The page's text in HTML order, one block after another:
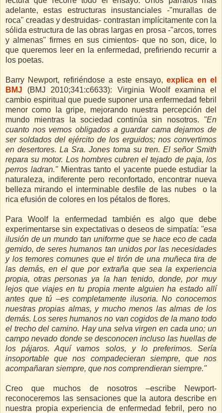
adelante, estas estructuras insustanciales -"murallas de
roca" creadas y destruidas- contrastan implícitamente con la
sólida estructura de las obras largas en prosa -"arcos, torres
y almenas" firmes en sus cimientos- que no son, dice, lo
que queremos leer en la enfermedad, prefiriendo recurrir a
los poetas.
Barry Newport, refiriéndose a este ensayo,explica en el
BMJ (BMJ 2010;341:c6633): Virginia Woolf examina el
cambio espiritual que puede suponer una enfermedad febril
menor como la gripe, mejorando nuestra percepción del
mundo mientras la sociedad continúa sin nosotros. "En
cuanto nos vemos obligados a guardar cama dejamos de
ser soldados del ejército de los erguidos; nos convertimos
en desertores. La Sra. Jones toma su tren. El señor Smith
repara su motor. Los hombres cubren el tejado de paja, los
perros ladran."Mientras tanto el yacente puede estudiar la
naturaleza, indiferente pero reconfortado, encontrar nueva
belleza mirando el interminable desfile de las nubes o la
rica efusión de colores en los pétalos de flores.
Para Woolf la enfermedad también es algo que debe
experimentarse sin expectativas o deseos de simpatía: "esa
ilusión de un mundo tan uniforme que se hace eco de cada
gemido, de seres humanos tan unidos por las necesidades
y los temores comunes que el tirón de una muñeca tira de
las demás, en el que por extraña que sea la experiencia
propia, otras personas ya la han tenido, donde, por muy
lejos que viajes en tu propia mente alguien ha estado allí
antes que tú –es completamente ilusoria. No conocemos
nuestras propias almas, y mucho menos las almas de los
demás. Los seres humanos no van cogidos de la mano todo
el trecho del camino. Hay una selva virgen en cada uno; un
campo nevado donde se desconocen incluso las huellas de
los pájaros. Aquí vamos solos, y lo preferimos. Sería
insoportable que nos compadecieran siempre, que nos
acompañaran siempre, que nos comprendieran siempre."
Creo que muchos de nosotros –escribe Newport-
reconoceremos las sensaciones que la autora describe en
nuestra propia experiencia de enfermedad febril, pero no